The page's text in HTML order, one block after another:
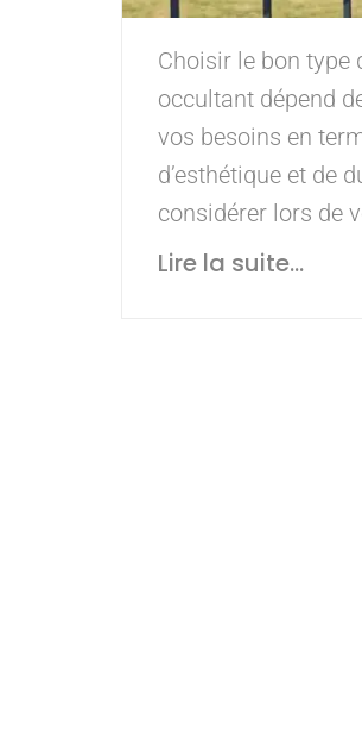
Choisir le bon type
occultant dépend
vos besoins en
d’esthétique et de
considérer lors de
Lire la suite...